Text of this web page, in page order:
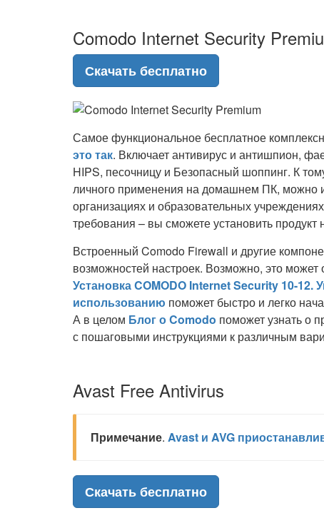
Comodo Internet Security
Скачать бесплатно
Самое функциональное бесплатное
это так. Включает антивирус и антишпион,
HIPS, песочницу и Безопасный шоппинг. К
личного применения на домашнем ПК, можно
организациях и образовательных
требования – вы сможете установить
Встроенный Comodo Firewall и другие
возможностей настроек. Возможно, это
Установка COMODO Internet Security 10-
использованию поможет быстро и легко
А в целом Блог о Comodo поможет узнать о
с пошаговыми инструкциями к различным
Avast Free Antivirus
Примечание. Avast и AVG
Скачать бесплатно